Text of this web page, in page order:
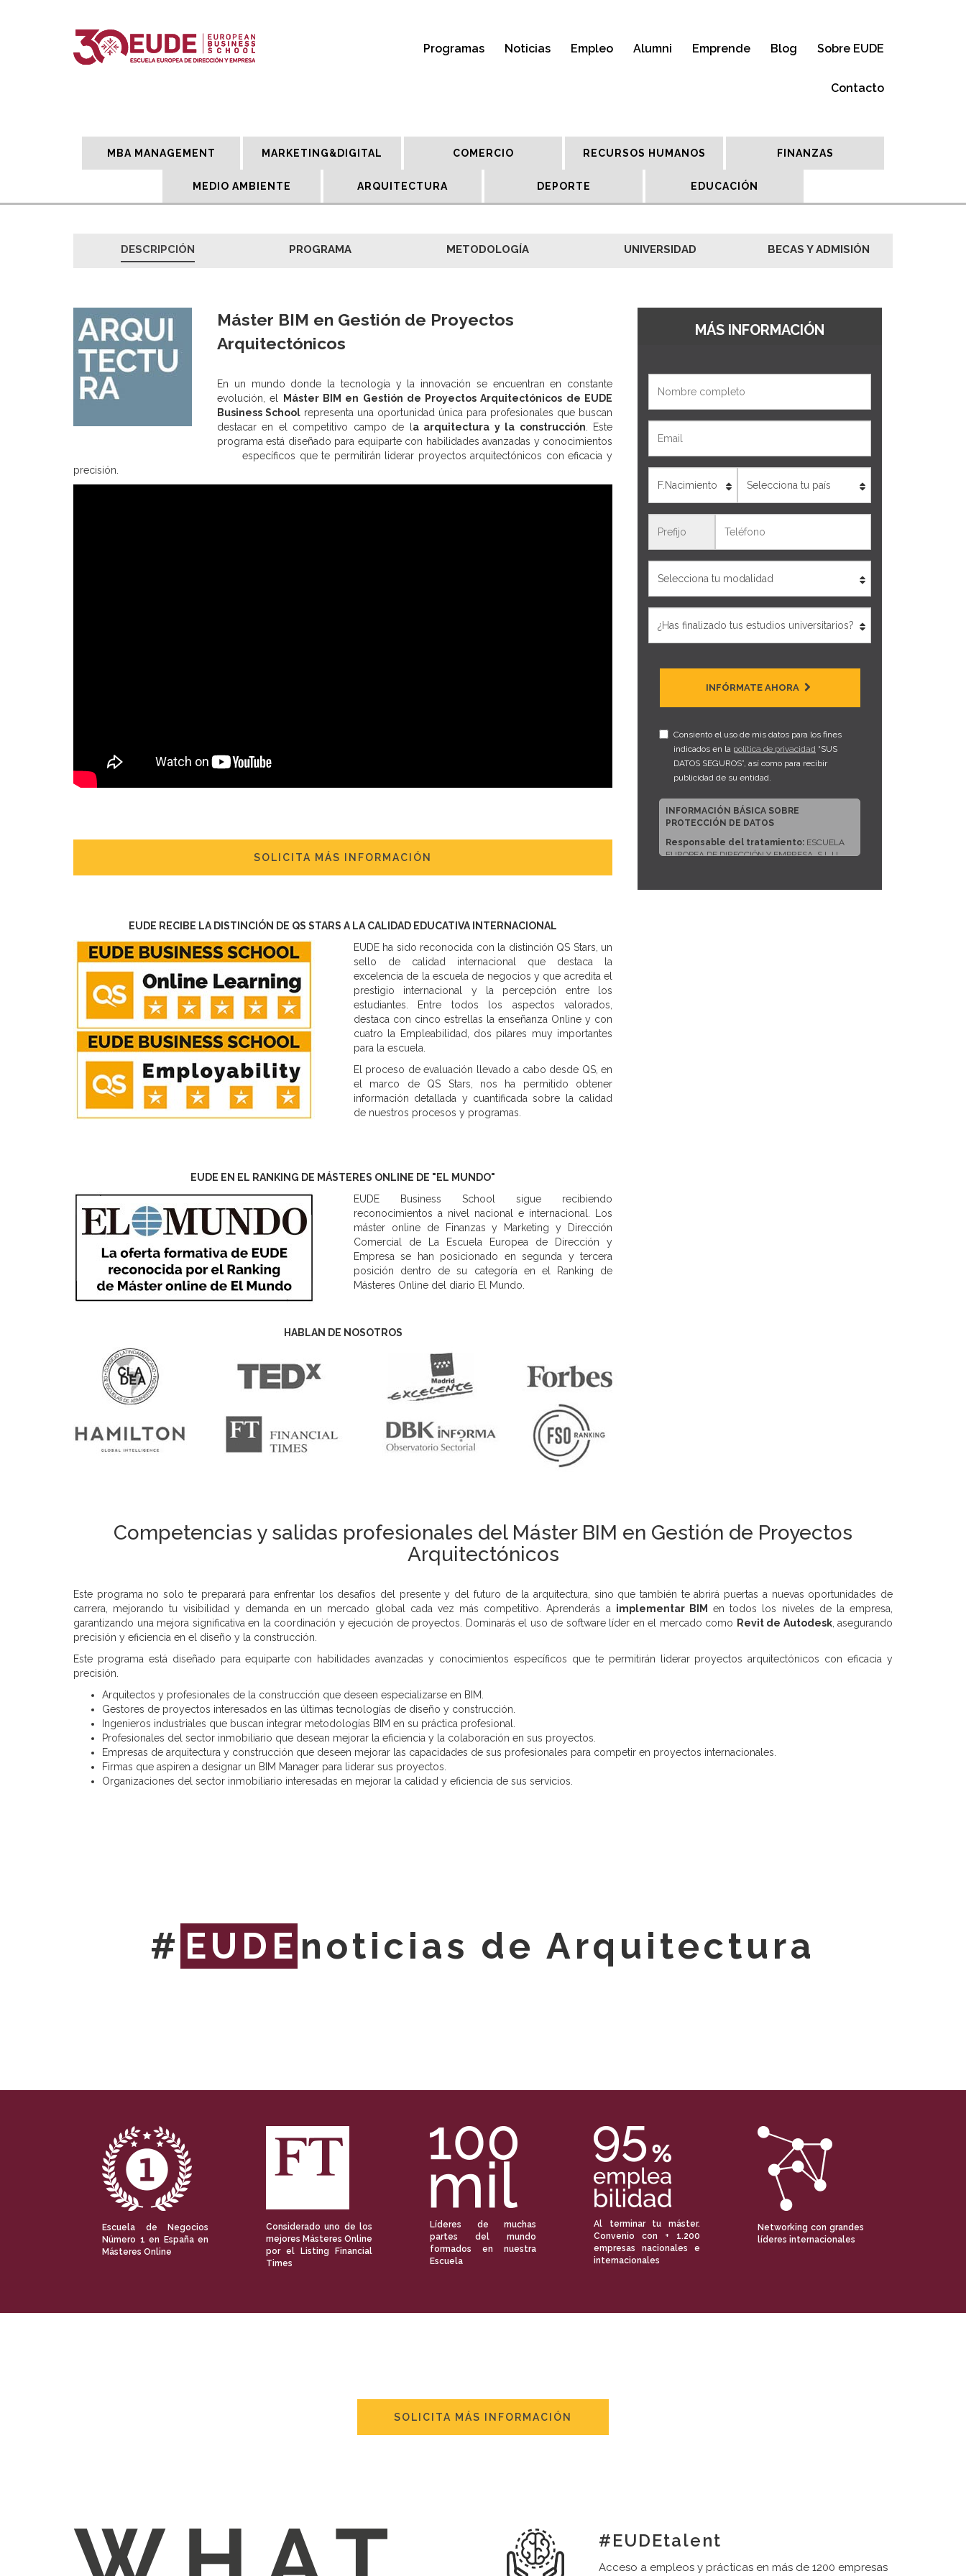
Programas Noticias Empleo Alumni Emprende Blog Sobre EUDE
Contacto
MBA MANAGEMENT MARKETING&DIGITAL COMERCIO RECURSOS HUMANOS FINANZAS
MEDIO AMBIENTE ARQUITECTURA DEPORTE EDUCACIÓN
DESCRIPCIÓN PROGRAMA METODOLOGÍA UNIVERSIDAD BECAS Y ADMISIÓN
Máster BIM en Gestión de Proyectos
Arquitectónicos
En un mundo donde la tecnología y la innovación se encuentran en constante
evolución, el
Máster BIM en Gestión de Proyectos Arquitectónicos de EUDE
Business School representa una oportunidad única para profesionales que buscan
destacar en el competitivo campo de l a arquitectura y la construcción . Este
programa está diseñado para equiparte con habilidades avanzadas y conocimientos
específicos que te permitirán liderar proyectos arquitectónicos con eficacia y
precisión.
SOLICITA MÁS INFORMACIÓN
EUDE RECIBE LA DISTINCIÓN DE QS STARS A LA CALIDAD EDUCATIVA INTERNACIONAL
EUDE ha sido reconocida con la distinción QS Stars, un
sello de calidad internacional que destaca la
excelencia de la escuela de negocios y que acredita el
prestigio internacional y la percepción entre los
estudiantes. Entre todos los aspectos valorados,
destaca con cinco estrellas la enseñanza Online y con
cuatro la Empleabilidad, dos pilares muy importantes
para la escuela.
El proceso de evaluación llevado a cabo desde QS, en
el marco de QS Stars, nos ha permitido obtener
información detallada y cuantificada sobre la calidad
de nuestros procesos y programas.
EUDE EN EL RANKING DE MÁSTERES ONLINE DE "EL MUNDO"
EUDE Business School sigue recibiendo
reconocimientos a nivel nacional e internacional. Los
máster online de Finanzas y Marketing y Dirección
Comercial de La Escuela Europea de Dirección y
Empresa se han posicionado en segunda y tercera
posición dentro de su categoría en el Ranking de
Másteres Online del diario El Mundo.
HABLAN DE NOSOTROS
MÁS INFORMACIÓN
INFÓRMATE AHORA
Consiento el uso de mis datos para los fines
indicados en la política de privacidad “SUS
DATOS SEGUROS”, así como para recibir
publicidad de su entidad.
INFORMACIÓN BÁSICA SOBRE
PROTECCIÓN DE DATOS
Responsable del tratamiento: ESCUELA
EUROPEA DE DIRECCIÓN Y EMPRESA, S.L.U.
Competencias y salidas profesionales del Máster BIM en Gestión de Proyectos
Arquitectónicos
Este programa no solo te preparará para enfrentar los desafíos del presente y del futuro de la arquitectura, sino que también te abrirá puertas a nuevas oportunidades de
carrera, mejorando tu visibilidad y demanda en un mercado global cada vez más competitivo. Aprenderás a implementar BIM
en todos los niveles de la empresa,
garantizando una mejora significativa en la coordinación y ejecución de proyectos. Dominarás el uso de software líder en el mercado como Revit de Autodesk, asegurando
precisión y eficiencia en el diseño y la construcción.
Este programa está diseñado para equiparte con habilidades avanzadas y conocimientos específicos que te permitirán liderar proyectos arquitectónicos con eficacia y
precisión.
Arquitectos y profesionales de la construcción que deseen especializarse en BIM.
Gestores de proyectos interesados en las últimas tecnologías de diseño y construcción.
Ingenieros industriales que buscan integrar metodologías BIM en su práctica profesional.
Profesionales del sector inmobiliario que desean mejorar la eficiencia y la colaboración en sus proyectos.
Empresas de arquitectura y construcción que deseen mejorar las capacidades de sus profesionales para competir en proyectos internacionales.
Firmas que aspiren a designar un BIM Manager para liderar sus proyectos.
Organizaciones del sector inmobiliario interesadas en mejorar la calidad y eficiencia de sus servicios.
# EUDE noticias de Arquitectura
Escuela de Negocios
Número 1 en España en
Másteres Online
Considerado uno de los
mejores Másteres Online
por el Listing Financial
Times
Líderes de muchas
partes del mundo
formados en nuestra
Escuela
Al terminar tu máster.
Convenio con + 1.200
empresas nacionales e
internacionales
Networking con grandes
líderes internacionales
SOLICITA MÁS INFORMACIÓN
#EUDEtalent
Acceso a empleos y prácticas en más de 1200 empresas